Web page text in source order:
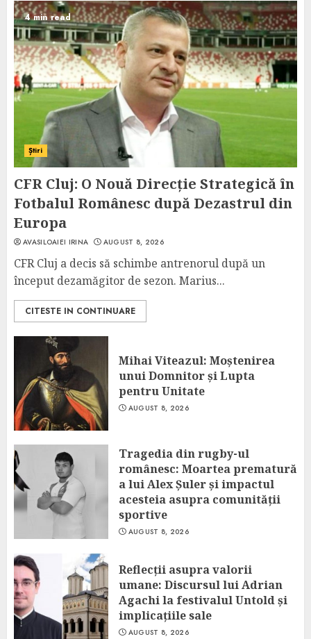
4 min read
Știri
CFR Cluj: O Nouă Direcție Strategică în
Fotbalul Românesc după Dezastrul din
Europa
AVASILOAIEI IRINA AUGUST 8, 2026
CFR Cluj a decis să schimbe antrenorul după un
început dezamăgitor de sezon. Marius...
CITESTE IN CONTINUARE
Mihai Viteazul: Moștenirea
unui Domnitor și Lupta
pentru Unitate
AUGUST 8, 2026
Tragedia din rugby-ul
românesc: Moartea prematură
a lui Alex Șuler și impactul
acesteia asupra comunității
sportive
AUGUST 8, 2026
Reflecții asupra valorii
umane: Discursul lui Adrian
Agachi la festivalul Untold și
implicațiile sale
AUGUST 8, 2026